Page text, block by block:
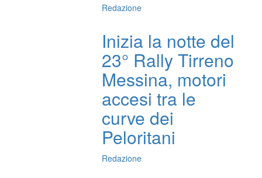
Redazione
Inizia la notte del
23° Rally Tirreno
Messina, motori
accesi tra le
curve dei
Peloritani
Redazione